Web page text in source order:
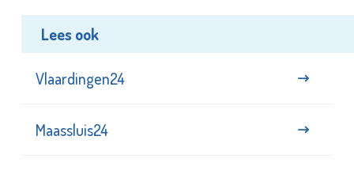
Lees ook
Vlaardingen24
Maassluis24